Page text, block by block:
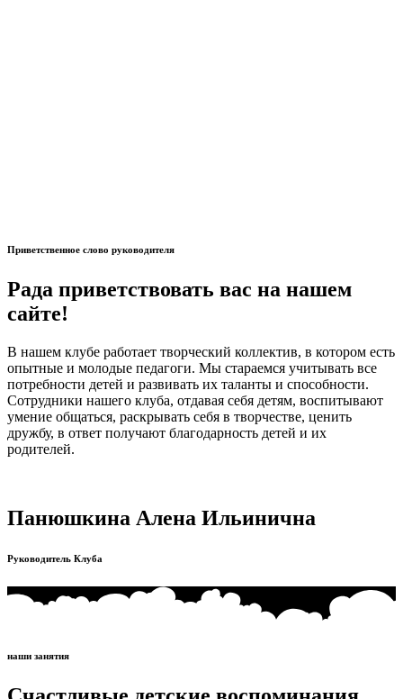
Приветственное слово руководителя
Рада приветствовать вас на нашем
сайте!
В нашем клубе работает творческий коллектив, в котором есть
опытные и молодые педагоги. Мы стараемся учитывать все
потребности детей и развивать их таланты и способности.
Сотрудники нашего клуба, отдавая себя детям, воспитывают
умение общаться, раскрывать себя в творчестве, ценить
дружбу, в ответ получают благодарность детей и их
родителей.
Панюшкина Алена Ильинична
Руководитель Клуба
наши занятия